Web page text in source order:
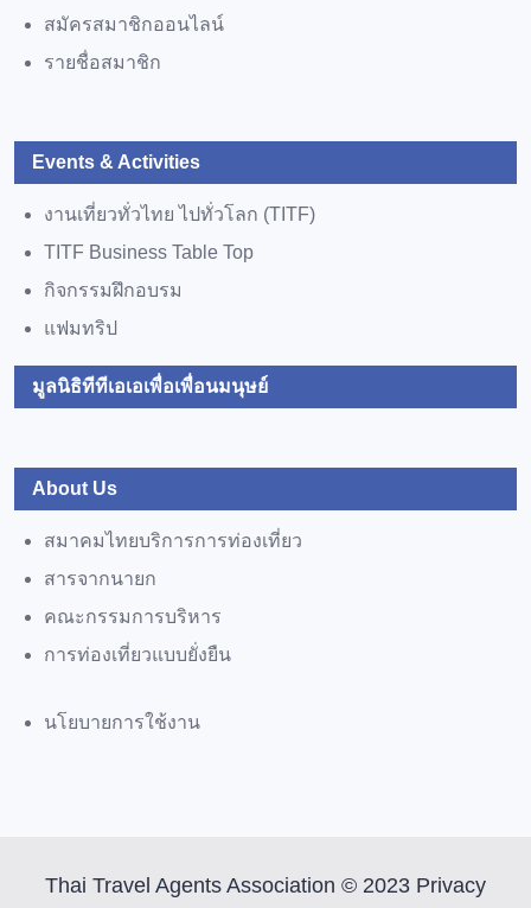
สมัครสมาชิกออนไลน์
รายชื่อสมาชิก
Events & Activities
งานเที่ยวทั่วไทย ไปทั่วโลก (TITF)
TITF Business Table Top
กิจกรรมฝึกอบรม
แฟมทริป
มูลนิธิทีทีเอเอเพื่อเพื่อนมนุษย์
About Us
สมาคมไทยบริการการท่องเที่ยว
สารจากนายก
คณะกรรมการบริหาร
การท่องเที่ยวแบบยั่งยืน
นโยบายการใช้งาน
Thai Travel Agents Association © 2023 Privacy